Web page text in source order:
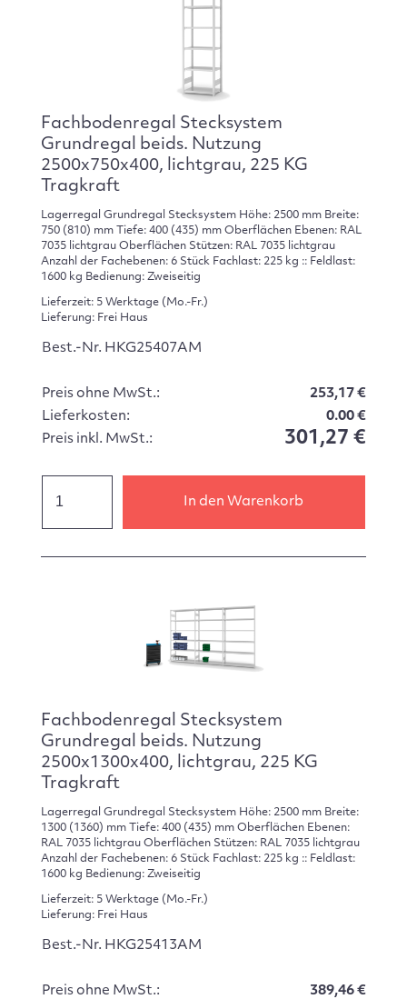
Fachbodenregal Stecksystem
Grundregal beids. Nutzung
2500x750x400, lichtgrau, 225 KG
Tragkraft
Lagerregal Grundregal Stecksystem Höhe: 2500 mm Breite:
750 (810) mm Tiefe: 400 (435) mm Oberflächen Ebenen: RAL
7035 lichtgrau Oberflächen Stützen: RAL 7035 lichtgrau
Anzahl der Fachebenen: 6 Stück Fachlast: 225 kg :: Feldlast:
1600 kg Bedienung: Zweiseitig
Lieferzeit: 5 Werktage (Mo.-Fr.)
Lieferung: Frei Haus
Best.-Nr. HKG25407AM
Preis ohne MwSt.:
253,17 €
Lieferkosten:
0.00 €
Preis inkl. MwSt.:
301,27 €
In den Warenkorb
Fachbodenregal Stecksystem
Grundregal beids. Nutzung
2500x1300x400, lichtgrau, 225 KG
Tragkraft
Lagerregal Grundregal Stecksystem Höhe: 2500 mm Breite:
1300 (1360) mm Tiefe: 400 (435) mm Oberflächen Ebenen:
RAL 7035 lichtgrau Oberflächen Stützen: RAL 7035 lichtgrau
Anzahl der Fachebenen: 6 Stück Fachlast: 225 kg :: Feldlast:
1600 kg Bedienung: Zweiseitig
Lieferzeit: 5 Werktage (Mo.-Fr.)
Lieferung: Frei Haus
Best.-Nr. HKG25413AM
Preis ohne MwSt.:
389,46 €